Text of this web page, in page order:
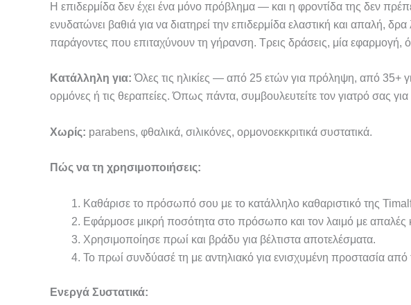
Η επιδερμίδα δεν έχει ένα μόνο πρόβλημα — και η φροντίδα της δεν
ενυδατώνει βαθιά για να διατηρεί την επιδερμίδα ελαστική και απαλή,
παράγοντες που επιταχύνουν τη γήρανση. Τρεις δράσεις, μία εφαρμογή,
Κατάλληλη για: Όλες τις ηλικίες — από 25 ετών για πρόληψη, από 35+
ορμόνες ή τις θεραπείες. Όπως πάντα, συμβουλευτείτε τον γιατρό σας
Χωρίς: parabens, φθαλικά, σιλικόνες, ορμονοεκκριτικά συστατικά.
Πώς να τη χρησιμοποιήσεις:
Καθάρισε το πρόσωπό σου με το κατάλληλο καθαριστικό της
Εφάρμοσε μικρή ποσότητα στο πρόσωπο και τον λαιμό με απαλές
Χρησιμοποίησε πρωί και βράδυ για βέλτιστα αποτελέσματα.
Το πρωί συνδύασέ τη με αντηλιακό για ενισχυμένη προστασία από
Ενεργά Συστατικά: